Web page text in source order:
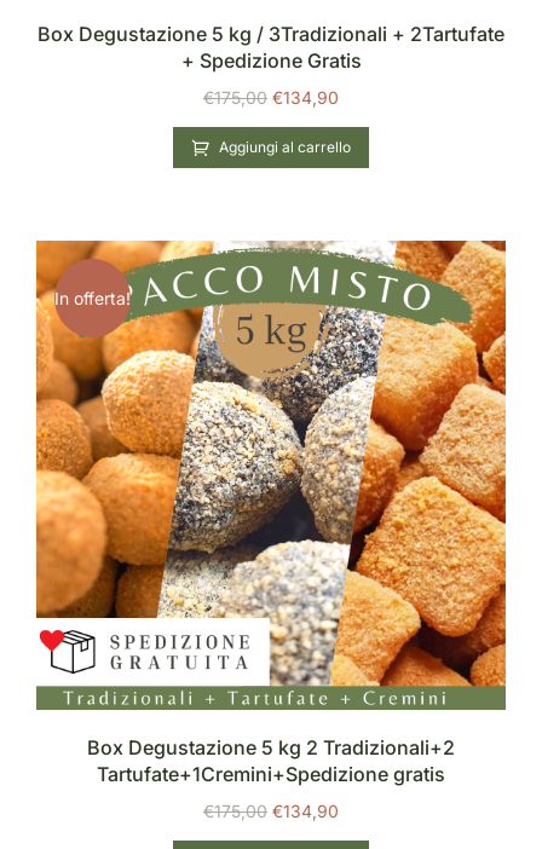
Box Degustazione 5 kg / 3Tradizionali + 2Tartufate
+ Spedizione Gratis
€175,00 €134,90
Aggiungi al carrello
In offerta!
Box Degustazione 5 kg 2 Tradizionali+2
Tartufate+1Cremini+Spedizione gratis
€175,00 €134,90